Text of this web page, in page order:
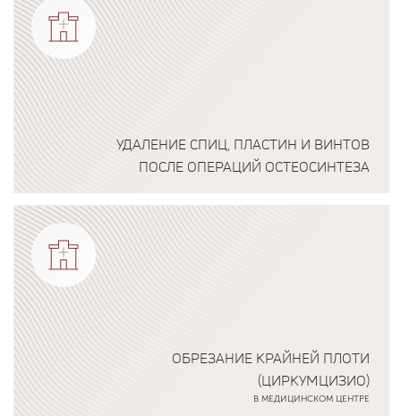
УДАЛЕНИЕ СПИЦ, ПЛАСТИН И ВИНТОВ
ПОСЛЕ ОПЕРАЦИЙ ОСТЕОСИНТЕЗА
Подробнее о программе
ОБРЕЗАНИЕ КРАЙНЕЙ ПЛОТИ
(ЦИРКУМЦИЗИО)
В МЕДИЦИНСКОМ ЦЕНТРЕ